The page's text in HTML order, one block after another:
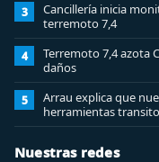
3
Cancillería inicia
terremoto 7,4
4
Terremoto 7,4 azota Colombia: Hasta ahora 21 muertos y graves
daños
5
Arrau explica que
herramientas
Nuestras redes